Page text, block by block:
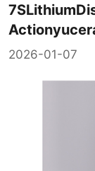
2026-01-07